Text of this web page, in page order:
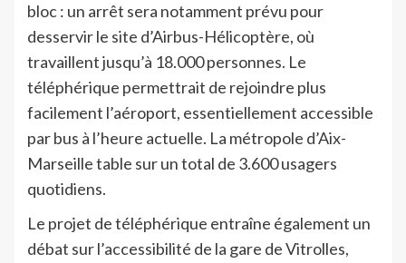
bloc : un arrêt sera notamment prévu pour
desservir le site d’Airbus-Hélicoptère, où
travaillent jusqu’à 18.000 personnes. Le
téléphérique permettrait de rejoindre plus
facilement l’aéroport, essentiellement accessible
par bus à l’heure actuelle. La métropole d’Aix-
Marseille table sur un total de 3.600 usagers
quotidiens.
Le projet de téléphérique entraîne également un
débat sur l’accessibilité de la gare de Vitrolles,